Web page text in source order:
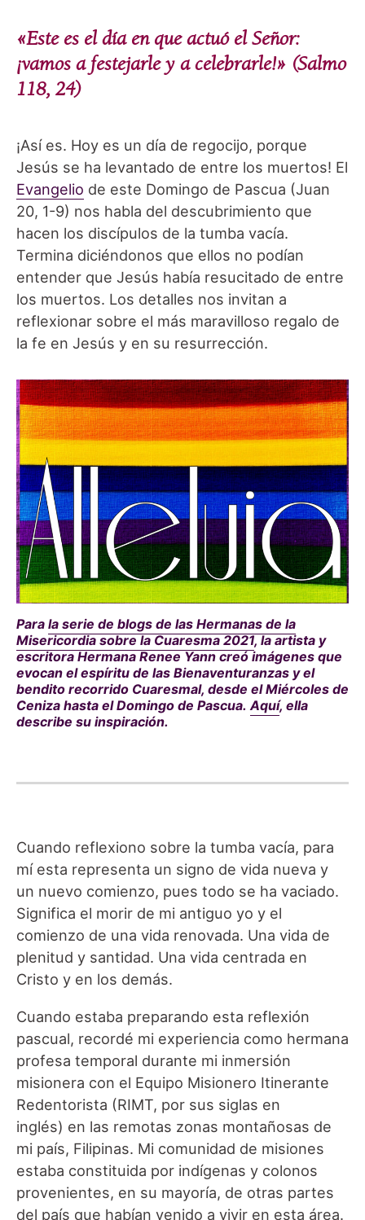
«Este es el día en que actuó el Señor:
¡vamos a festejarle y a celebrarle!» (Salmo
118, 24)
¡Así es. Hoy es un día de regocijo, porque
Jesús se ha levantado de entre los muertos! El
Evangelio de este Domingo de Pascua (Juan
20, 1-9) nos habla del descubrimiento que
hacen los discípulos de la tumba vacía.
Termina diciéndonos que ellos no podían
entender que Jesús había resucitado de entre
los muertos. Los detalles nos invitan a
reflexionar sobre el más maravilloso regalo de
la fe en Jesús y en su resurrección.
Para la serie de blogs de las Hermanas de la
Misericordia sobre la Cuaresma 2021, la artista y
escritora Hermana Renee Yann creó imágenes que
evocan el espíritu de las Bienaventuranzas y el
bendito recorrido Cuaresmal, desde el Miércoles de
Ceniza hasta el Domingo de Pascua.Aquí, ella
describe su inspiración.
Cuando reflexiono sobre la tumba vacía, para
mí esta representa un signo de vida nueva y
un nuevo comienzo, pues todo se ha vaciado.
Significa el morir de mi antiguo yo y el
comienzo de una vida renovada. Una vida de
plenitud y santidad. Una vida centrada en
Cristo y en los demás.
Cuando estaba preparando esta reflexión
pascual, recordé mi experiencia como hermana
profesa temporal durante mi inmersión
misionera con el Equipo Misionero Itinerante
Redentorista (RIMT, por sus siglas en
inglés) en las remotas zonas montañosas de
mi país, Filipinas. Mi comunidad de misiones
estaba constituida por indígenas y colonos
provenientes, en su mayoría, de otras partes
del país que habían venido a vivir en esta área.